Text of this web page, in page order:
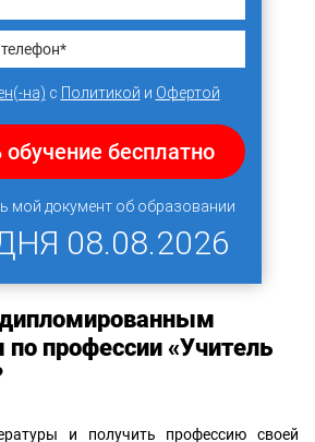
на) с Политикой и Офертой
обучение бесплатно
мой документ об образовании
08.08.2026
профессии «Учитель
и получить профессию своей